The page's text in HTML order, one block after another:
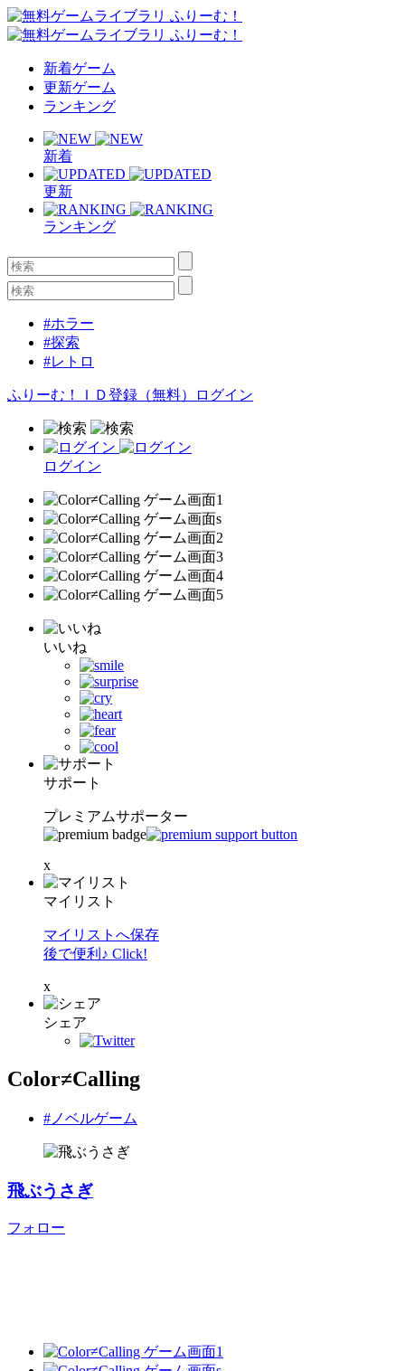
新着ゲーム
更新ゲーム
ランキング
新着
更新
ランキング
#ホラー
#探索
#レトロ
ふりーむ！ＩＤ登録（無料） ログイン
ログイン
いいね
サポート
プレミアムサポーター
x
マイリスト
マイリストへ保存
後で便利♪ Click!
x
シェア
Color≠Calling
#ノベルゲーム
飛ぶうさぎ
フォロー